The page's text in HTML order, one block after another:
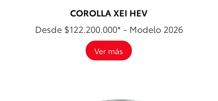
COROLLA XEI HEV
Desde $122.200.000* - Modelo 2026
Ver más